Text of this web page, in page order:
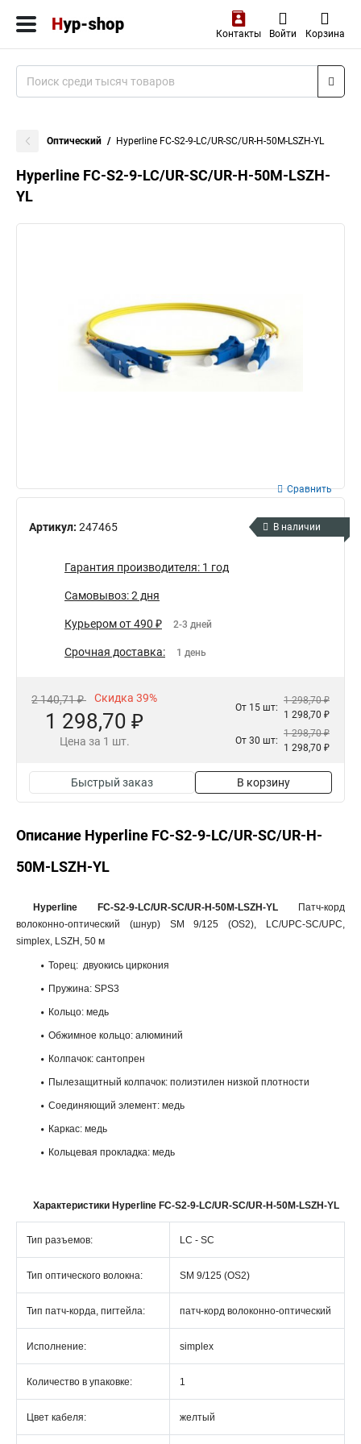
Контакты Войти Корзина
Оптический Hyperline FC-S2-9-LC/UR-SC/UR-H-50M-LSZH-YL
Hyperline FC-S2-9-LC/UR-SC/UR-H-50M-LSZH-
YL
Артикул: 247465
Сравнить
В наличии
Гарантия производителя: 1 год
Самовывоз: 2 дня
Курьером от 490 ₽ 2-3 дней
Срочная доставка: 1 день
2 140,71 ₽ Скидка 39%
1 298,70 ₽
Цена за 1 шт.
От 15 шт:
1 298,70 ₽
1 298,70 ₽
От 30 шт:
1 298,70 ₽
1 298,70 ₽
Быстрый заказ В корзину
Описание Hyperline FC-S2-9-LC/UR-SC/UR-H-
50M-LSZH-YL
Hyperline FC-S2-9-LC/UR-SC/UR-H-50M-LSZH-YL Патч-корд
волоконно-оптический (шнур) SM 9/125 (OS2), LC/UPC-SC/UPC,
simplex, LSZH, 50 м
Торец: двуокись циркония
Пружина: SPS3
Кольцо: медь
Обжимное кольцо: алюминий
Колпачок: сантопрен
Пылезащитный колпачок: полиэтилен низкой плотности
Соединяющий элемент: медь
Каркас: медь
Кольцевая прокладка: медь
Характеристики Hyperline FC-S2-9-LC/UR-SC/UR-H-50M-LSZH-YL
Тип разъемов: LC - SC
Тип оптического волокна: SM 9/125 (OS2)
Тип патч-корда, пигтейла: патч-корд волоконно-оптический
Исполнение: simplex
Количество в упаковке: 1
Цвет кабеля: желтый